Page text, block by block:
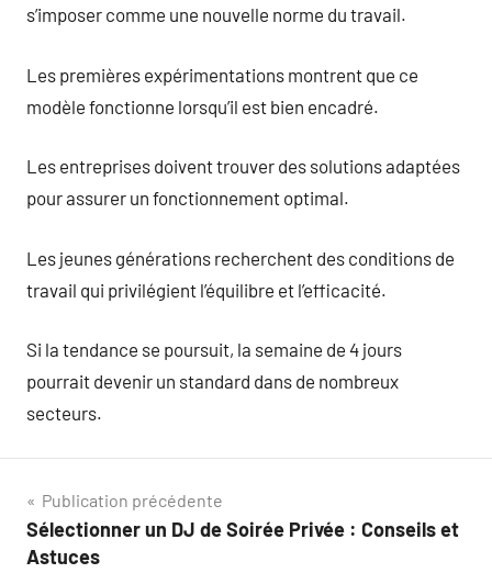
s’imposer comme une nouvelle norme du travail.
Les premières expérimentations montrent que ce
modèle fonctionne lorsqu’il est bien encadré.
Les entreprises doivent trouver des solutions adaptées
pour assurer un fonctionnement optimal.
Les jeunes générations recherchent des conditions de
travail qui privilégient l’équilibre et l’efficacité.
Si la tendance se poursuit, la semaine de 4 jours
pourrait devenir un standard dans de nombreux
secteurs.
Navigation
de
Publication précédente
Sélectionner un DJ de Soirée Privée : Conseils et
Astuces